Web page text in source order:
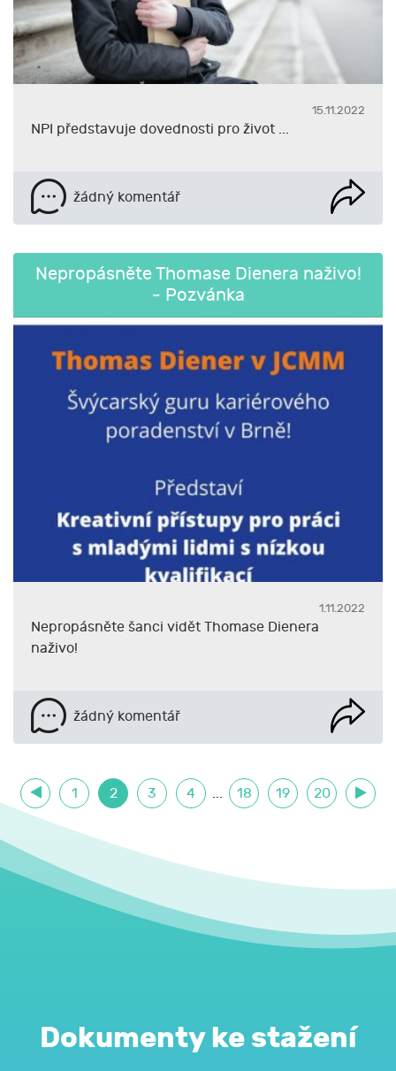
15.11.2022
NPI představuje dovednosti pro život ...
žádný komentář
Nepropásněte Thomase Dienera naživo!
- Pozvánka
1.11.2022
Nepropásněte šanci vidět Thomase Dienera
naživo!
žádný komentář
1 2 3 4 ... 18 19 20
Dokumenty ke stažení